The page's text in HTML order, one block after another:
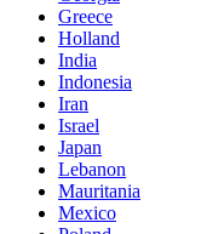
Greece
Holland
India
Indonesia
Iran
Israel
Japan
Lebanon
Mauritania
Mexico